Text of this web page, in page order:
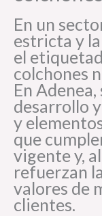
En un
estricta y
el
colchones
En
desarrollo
y
que
vigente y,
refuerzan
valores de
clientes.